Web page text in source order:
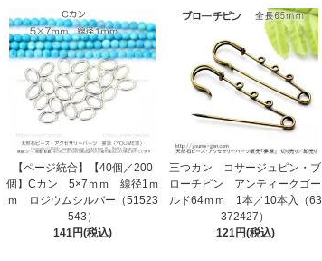
【ページ統合】【40個／200
個】Cカン 5×7ｍｍ 線径1ｍ
ｍ ロジウムシルバー（51523
543）
141円(税込)
三つカン コサージュピン・ブ
ローチピン アンティークゴー
ルド64ｍｍ 1本／10本入（63
372427）
121円(税込)